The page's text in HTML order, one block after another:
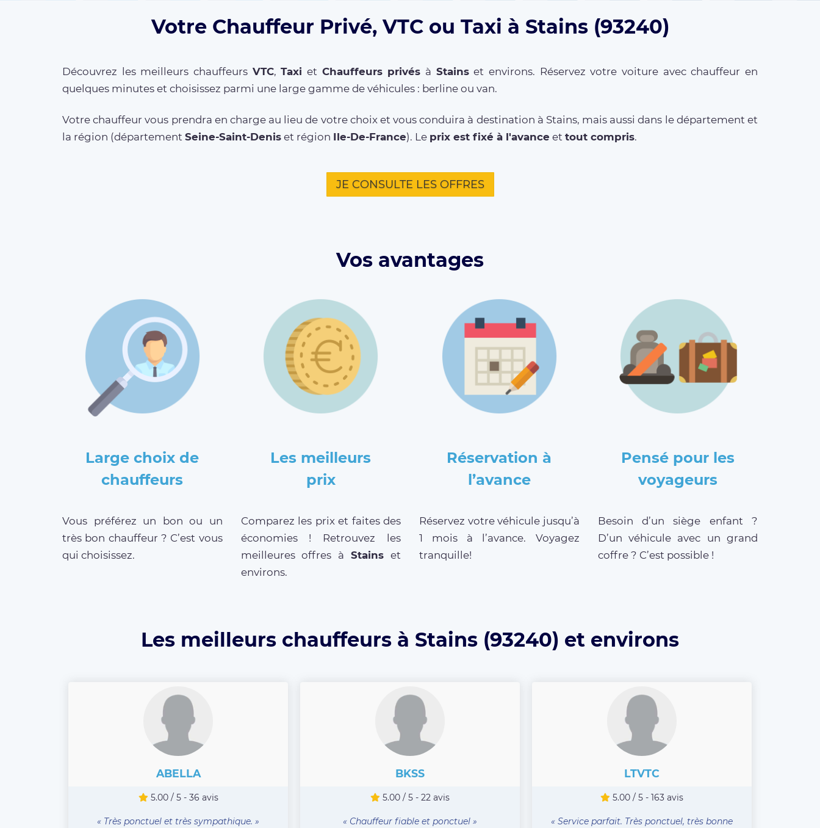
Votre Chauffeur Privé, VTC ou Taxi à Stains (93240)
Découvrez les meilleurs chauffeurs VTC,Taxi et Chauffeurs privés à Stainset environs. Réservez votre voiture avec chauffeur en
quelques minutes et choisissez parmi une large gamme de véhicules : berline ou van.
Votre chauffeur vous prendra en charge au lieu de votre choix et vous conduira à destination à Stains, mais aussi dans le département et
la région (département Seine-Saint-Denis et région Ile-De-France). Le prix est fixé à l'avance et tout compris.
JE CONSULTE LES OFFRES
Vos avantages
Large choix de
chauffeurs
Vous préférez un bon ou un
très bon chauffeur ? C’est vous
qui choisissez.
Les meilleurs
prix
Comparez les prix et faites des
économies ! Retrouvez les
meilleures offres àStains et
environs.
Réservation à
l’avance
Réservez votre véhicule jusqu’à
1 mois à l’avance. Voyagez
tranquille!
Pensé pour les
voyageurs
Besoin d’un siège enfant ?
D’un véhicule avec un grand
coffre ? C’est possible !
Les meilleurs chauffeurs à Stains (93240) et environs
ABELLA
5.00 / 5 - 36 avis
« Très ponctuel et très sympathique. »
BKSS
5.00 / 5 - 22 avis
« Chauffeur fiable et ponctuel »
LTVTC
5.00 / 5 - 163 avis
« Service parfait. Très ponctuel, très bonne